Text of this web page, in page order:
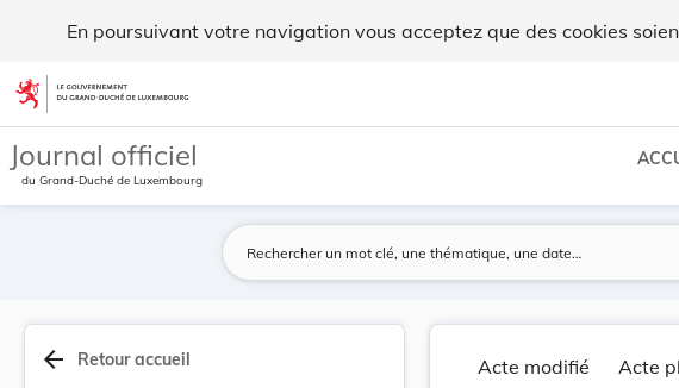
En poursuivant votre navigation vous acceptez que des cookies
Aller au contenu
Journal officiel
du Grand-Duché de Luxembourg
arrow_back Retour accueil Acte modifié Acte